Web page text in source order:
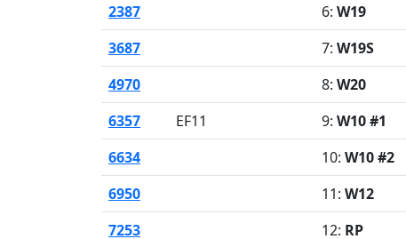
2387
6: W19
3687
7: W19S
4970
8: W20
6357
EF11 9: W10 #1
6634
10: W10 #2
6950
11: W12
7253
12: RP